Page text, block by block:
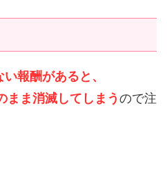
報酬があると、
まま消滅してしまう ので注